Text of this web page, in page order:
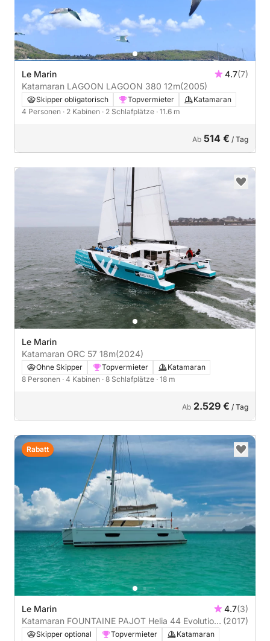
Le Marin 4.7(7)
Katamaran LAGOON LAGOON 380 12m(2005)
Skipper obligatorisch Topvermieter
Katamaran
4 Personen · 2 Kabinen · 2 Schlafplätze · 11.6 m
Ab 514 € / Tag
Le Marin
Katamaran ORC 57 18m(2024)
Ohne Skipper Topvermieter
Katamaran
8 Personen · 4 Kabinen · 8 Schlafplätze · 18 m
Ab 2.529 € / Tag
Le Marin 4.7(3)
Katamaran FOUNTAINE PAJOT Helia 44 Evolution
13m
(2017)
Skipper optional Topvermieter
Katamaran
Rabatt